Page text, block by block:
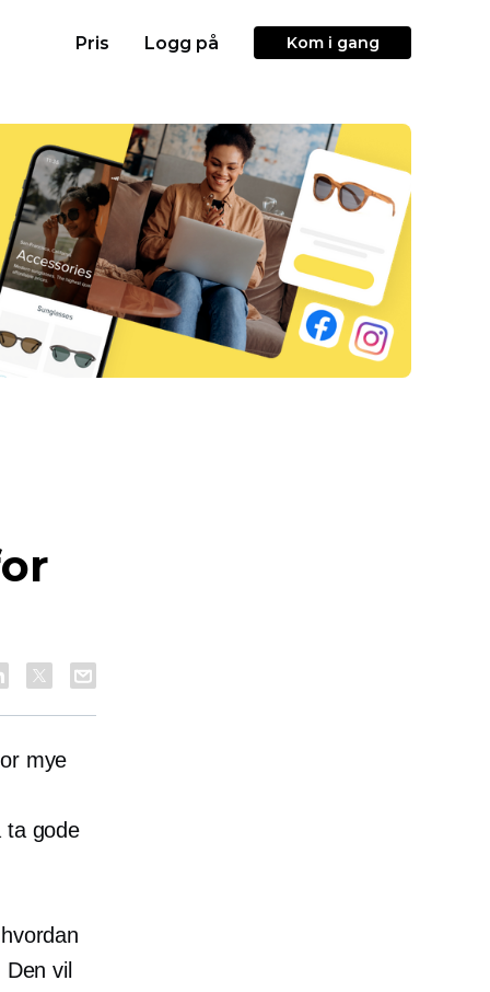
Pris Logg på Kom i gang
mye
ta gode
vil